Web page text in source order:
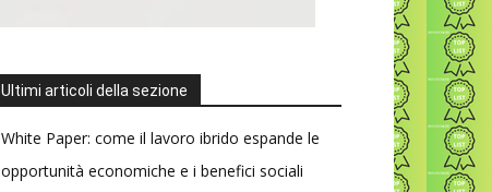
Ultimi articoli della sezione
White Paper: come il lavoro ibrido espande le
opportunità economiche e i benefici sociali